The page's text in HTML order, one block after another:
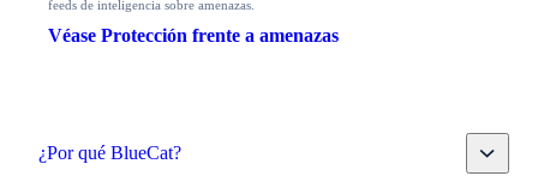
feeds de inteligencia sobre amenazas.
Véase Protección frente a amenazas
¿Por qué BlueCat? Toggle